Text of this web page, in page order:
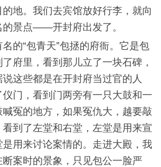
。我们去宾馆放好行李，就向
的景点——开封府出发了。
“包青天”包拯的府衙。它是包
府里，看到那儿立了一块石碑，
这些都是在开封府当过官的人
门，看到门两旁有一只大鼓和一
冤的地方，如果冤仇大，越要敲
到了左堂和右堂，左堂是用来宣
用来讨论案情的。走进大殿，我
案时的景象，只见包公一脸严